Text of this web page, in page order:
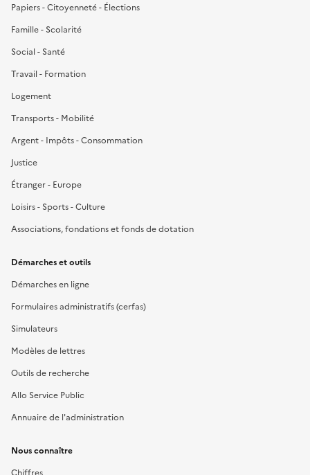
Papiers - Citoyenneté - Élections
Famille - Scolarité
Social - Santé
Travail - Formation
Logement
Transports - Mobilité
Argent - Impôts - Consommation
Justice
Étranger - Europe
Loisirs - Sports - Culture
Associations, fondations et fonds de dotation
Démarches et outils
Démarches en ligne
Formulaires administratifs (cerfas)
Simulateurs
Modèles de lettres
Outils de recherche
Allo Service Public
Annuaire de l'administration
Nous connaître